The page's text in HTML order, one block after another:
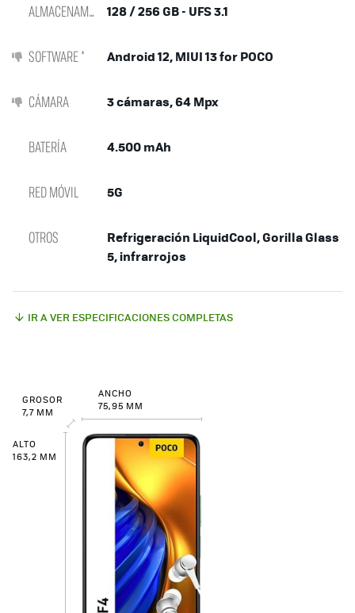
ALMACENAMIENTO 128 / 256 GB - UFS 3.1
SOFTWARE * Android 12, MIUI 13 for POCO
CÁMARA 3 cámaras, 64 Mpx
BATERÍA 4.500 mAh
RED MÓVIL 5G
OTROS
Refrigeración LiquidCool, Gorilla Glass
5, infrarrojos
IR A VER ESPECIFICACIONES COMPLETAS
GROSOR
7,7 MM
ANCHO
75,95 MM
ALTO
163,2 MM